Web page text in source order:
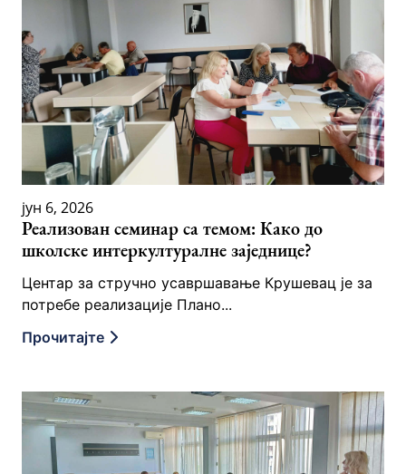
јун 6, 2026
Реализован семинар са темом: Како до
школске интеркултуралне заједнице?
Центар за стручно усавршавање Крушевац је за
потребе реализације Плано...
Прочитајте